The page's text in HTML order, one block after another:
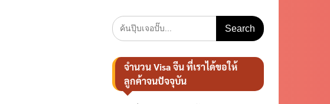
Search
for:
จำนวน Visa จีน ที่เราได้ขอให้
ลูกค้าจนปัจจุบัน